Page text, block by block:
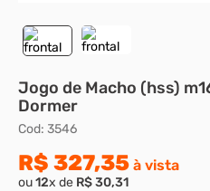
Jogo de Macho (hss)
Dormer
Cod: 3546
R$ 327,35 à vista
ou12x de R$30,31
5º
arruela
cupilha
7º
parafuso allen 5
9º
rodizio